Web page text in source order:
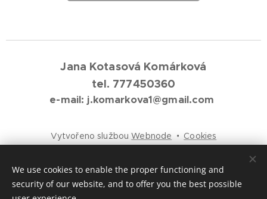
Jana Kotasová Komárková
tel. 777450360
e-mail: j.komarkova1@gmail.com
Vytvořeno službouWebnode Cookies
English
We use cookies to enable the proper functioning and
security of our website, and to offer you the best possible